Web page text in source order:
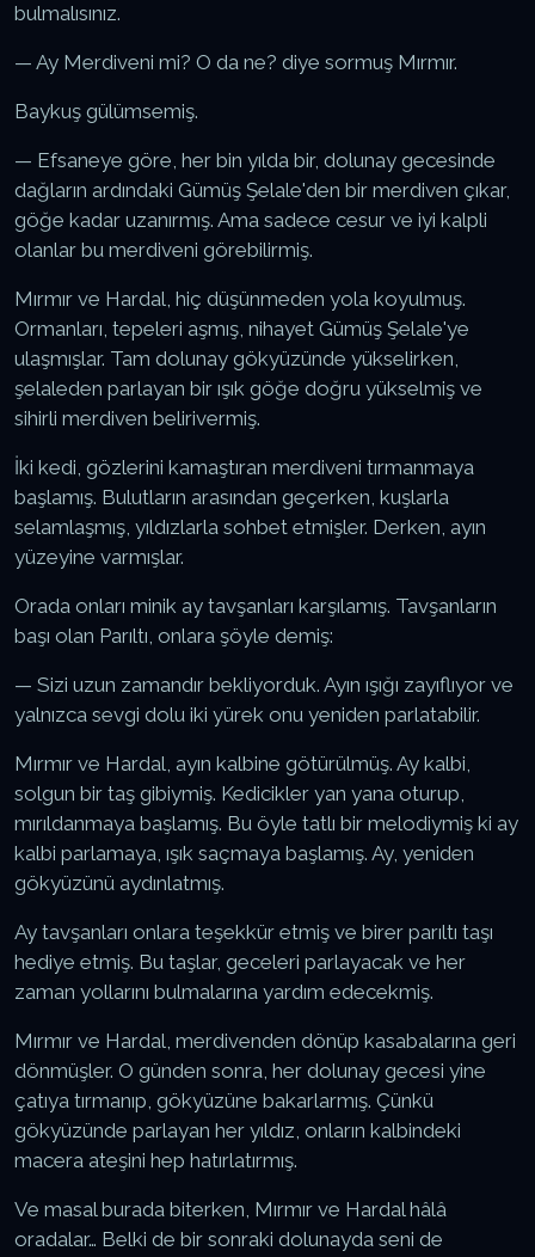
bulmalısınız.
— Ay Merdiveni mi? O da ne? diye sormuş Mırmır.
Baykuş gülümsemiş.
— Efsaneye göre, her bin yılda bir, dolunay gecesinde
dağların ardındaki Gümüş Şelale'den bir merdiven çıkar,
göğe kadar uzanırmış. Ama sadece cesur ve iyi kalpli
olanlar bu merdiveni görebilirmiş.
Mırmır ve Hardal, hiç düşünmeden yola koyulmuş.
Ormanları, tepeleri aşmış, nihayet Gümüş Şelale'ye
ulaşmışlar. Tam dolunay gökyüzünde yükselirken,
şelaleden parlayan bir ışık göğe doğru yükselmiş ve
sihirli merdiven belirivermiş.
İki kedi, gözlerini kamaştıran merdiveni tırmanmaya
başlamış. Bulutların arasından geçerken, kuşlarla
selamlaşmış, yıldızlarla sohbet etmişler. Derken, ayın
yüzeyine varmışlar.
Orada onları minik ay tavşanları karşılamış. Tavşanların
başı olan Parıltı, onlara şöyle demiş:
— Sizi uzun zamandır bekliyorduk. Ayın ışığı zayıflıyor ve
yalnızca sevgi dolu iki yürek onu yeniden parlatabilir.
Mırmır ve Hardal, ayın kalbine götürülmüş. Ay kalbi,
solgun bir taş gibiymiş. Kedicikler yan yana oturup,
mırıldanmaya başlamış. Bu öyle tatlı bir melodiymiş ki ay
kalbi parlamaya, ışık saçmaya başlamış. Ay, yeniden
gökyüzünü aydınlatmış.
Ay tavşanları onlara teşekkür etmiş ve birer parıltı taşı
hediye etmiş. Bu taşlar, geceleri parlayacak ve her
zaman yollarını bulmalarına yardım edecekmiş.
Mırmır ve Hardal, merdivenden dönüp kasabalarına geri
dönmüşler. O günden sonra, her dolunay gecesi yine
çatıya tırmanıp, gökyüzüne bakarlarmış. Çünkü
gökyüzünde parlayan her yıldız, onların kalbindeki
macera ateşini hep hatırlatırmış.
Ve masal burada biterken, Mırmır ve Hardal hâlâ
oradalar… Belki de bir sonraki dolunayda seni de